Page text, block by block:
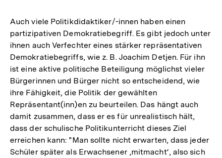
Auch viele Politikdidaktiker/-innen haben einen
partizipativen Demokratiebegriff. Es gibt jedoch unter
ihnen auch Verfechter eines stärker repräsentativen
Demokratiebegriffs, wie z. B. Joachim Detjen. Für ihn
ist eine aktive politische Beteiligung möglichst vieler
Bürgerinnen und Bürger nicht so entscheidend, wie
ihre Fähigkeit, die Politik der gewählten
Repräsentant(inn)en zu beurteilen. Das hängt auch
damit zusammen, dass er es für unrealistisch hält,
dass der schulische Politikunterricht dieses Ziel
erreichen kann: "Man sollte nicht erwarten, dass jeder
Schüler später als Erwachsener ‚mitmacht‘, also sich